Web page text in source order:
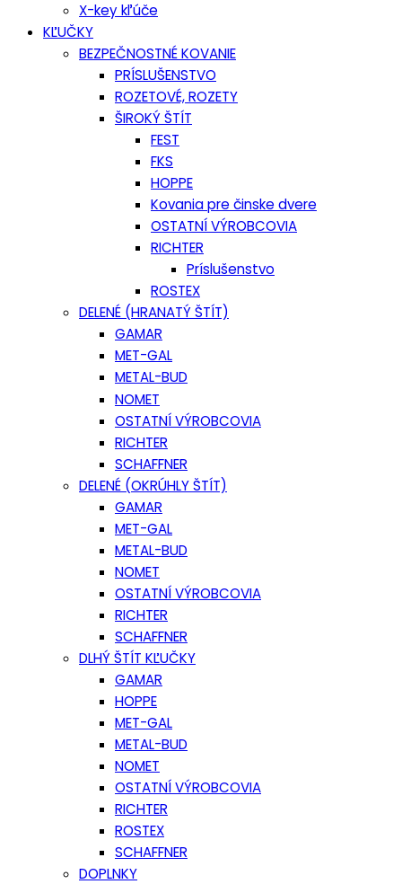
X-key kľúče
KĽUČKY
BEZPEČNOSTNÉ KOVANIE
PRÍSLUŠENSTVO
ROZETOVÉ, ROZETY
ŠIROKÝ ŠTÍT
FEST
FKS
HOPPE
Kovania pre činske dvere
OSTATNÍ VÝROBCOVIA
RICHTER
Príslušenstvo
ROSTEX
DELENÉ (HRANATÝ ŠTÍT)
GAMAR
MET-GAL
METAL-BUD
NOMET
OSTATNÍ VÝROBCOVIA
RICHTER
SCHAFFNER
DELENÉ (OKRÚHLY ŠTÍT)
GAMAR
MET-GAL
METAL-BUD
NOMET
OSTATNÍ VÝROBCOVIA
RICHTER
SCHAFFNER
DLHÝ ŠTÍT KĽUČKY
GAMAR
HOPPE
MET-GAL
METAL-BUD
NOMET
OSTATNÍ VÝROBCOVIA
RICHTER
ROSTEX
SCHAFFNER
DOPLNKY